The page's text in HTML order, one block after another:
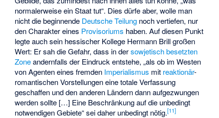
normalerweise ein Staat tut“. Dies dürfe aber, wolle man
nicht die beginnende Deutsche Teilung noch vertiefen, nur
den Charakter eines Provisoriums haben. Auf diesen Punkt
legte auch sein hessischer Kollege Hermann Brill großen
Wert: Er sah die Gefahr, dass in dersowjetisch besetzten
Zoneandernfalls der Eindruck entstehe, „als ob im Westen
von Agenten eines fremden Imperialismus mit reaktionär-
romantischen Vorstellungen eine totale Verfassung
geschaffen und den anderen Ländern dann aufgezwungen
werden sollte […] Eine Beschränkung auf die unbedingt
notwendigen Gebiete“ sei daher unbedingt nötig.[11]